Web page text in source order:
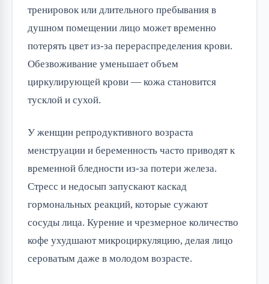
тренировок или длительного пребывания в
душном помещении лицо может временно
потерять цвет из-за перераспределения крови.
Обезвоживание уменьшает объем
циркулирующей крови — кожа становится
тусклой и сухой.
У женщин репродуктивного возраста
менструации и беременность часто приводят к
временной бледности из-за потери железа.
Стресс и недосып запускают каскад
гормональных реакций, которые сужают
сосуды лица. Курение и чрезмерное количество
кофе ухудшают микроциркуляцию, делая лицо
сероватым даже в молодом возрасте.